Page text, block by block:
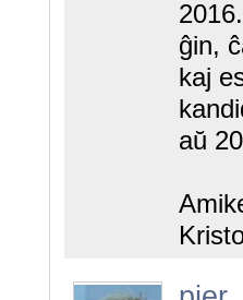
ĝin,
kaj
aŭ